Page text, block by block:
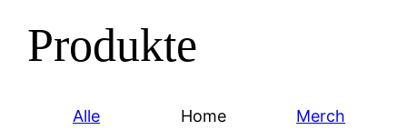
h
e
Produkte
Alle
Home
Merch